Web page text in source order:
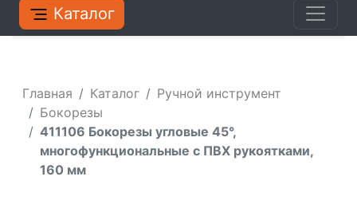
Каталог
Главная Каталог
Ручной инструмент
Бокорезы
411106 Бокорезы угловые 45°,
многофункциональные с ПВХ рукоятками,
160 мм